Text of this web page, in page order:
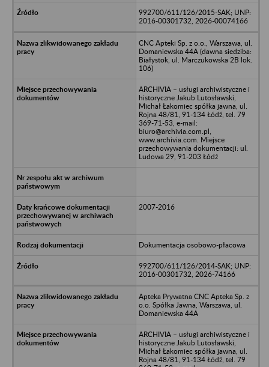
992700/611/126/2015-SAK; UNP:
2016-00301732, 2026-00074166
CNC Apteki Sp. z o.o., Warszawa, ul.
Domaniewska 44A (dawna siedziba:
Białystok, ul. Marczukowska 2B lok.
106)
ARCHIVIA – usługi archiwistyczne i
historyczne Jakub Lutosławski,
Michał Łakomiec spółka jawna, ul.
Rojna 48/81, 91-134 Łódź, tel. 79
369-71-53, e-mail:
biuro@archivia.com.pl,
www.archivia.com. Miejsce
przechowywania dokumentacji: ul.
Ludowa 29, 91-203 Łódź
2007-2016
Dokumentacja osobowo-płacowa
992700/611/126/2014-SAK; UNP:
2016-00301732, 2026-74166
Apteka Prywatna CNC Apteka Sp. z
o.o. Spółka Jawna, Warszawa, ul.
Domaniewska 44A
ARCHIVIA – usługi archiwistyczne i
historyczne Jakub Lutosławski,
Michał Łakomiec spółka jawna, ul.
Rojna 48/81, 91-134 Łódź, tel. 79